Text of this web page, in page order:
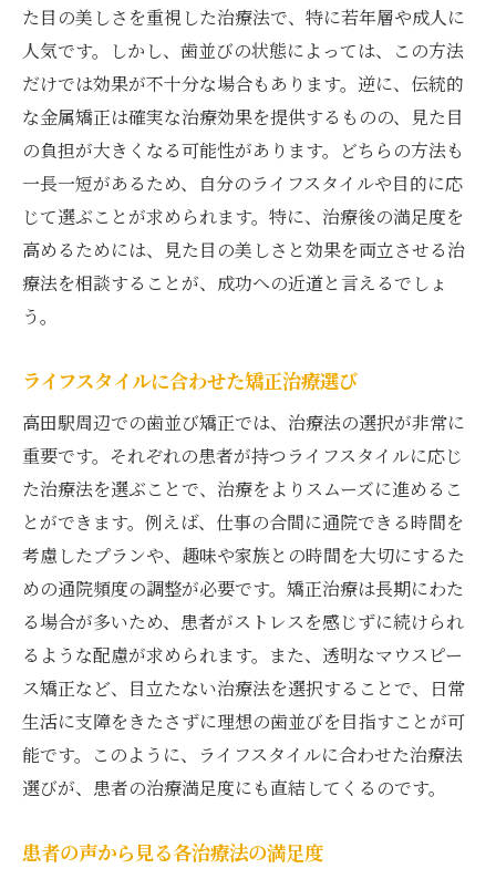
た目の美しさを重視した治療法で、特に若年層や成人に
人気です。しかし、歯並びの状態によっては、この方法
だけでは効果が不十分な場合もあります。逆に、伝統的
な金属矯正は確実な治療効果を提供するものの、見た目
の負担が大きくなる可能性があります。どちらの方法も
一長一短があるため、自分のライフスタイルや目的に応
じて選ぶことが求められます。特に、治療後の満足度を
高めるためには、見た目の美しさと効果を両立させる治
療法を相談することが、成功への近道と言えるでしょ
う。
ライフスタイルに合わせた矯正治療選び
高田駅周辺での歯並び矯正では、治療法の選択が非常に
重要です。それぞれの患者が持つライフスタイルに応じ
た治療法を選ぶことで、治療をよりスムーズに進めるこ
とができます。例えば、仕事の合間に通院できる時間を
考慮したプランや、趣味や家族との時間を大切にするた
めの通院頻度の調整が必要です。矯正治療は長期にわた
る場合が多いため、患者がストレスを感じずに続けられ
るような配慮が求められます。また、透明なマウスピー
ス矯正など、目立たない治療法を選択することで、日常
生活に支障をきたさずに理想の歯並びを目指すことが可
能です。このように、ライフスタイルに合わせた治療法
選びが、患者の治療満足度にも直結してくるのです。
患者の声から見る各治療法の満足度